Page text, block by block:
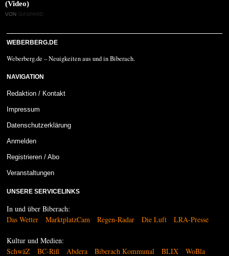
(Video)
VON GASPARD
WEBERBERG.DE
Weberberg.de – Neuigkeiten aus und in Biberach.
NAVIGATION
Redaktion / Kontakt
Impressum
Datenschutzerklärung
Anmelden
Registrieren / Abo
Veranstaltungen
UNSERE SERVICELINKS
In und über Biberach:
Das Wetter
MarktplatzCam Regen-Radar Die Luft LRA-Presse
Kultur und Medien:
SchwäZ
BC-Riß Abdera Biberach Kommunal BLIX WoBla